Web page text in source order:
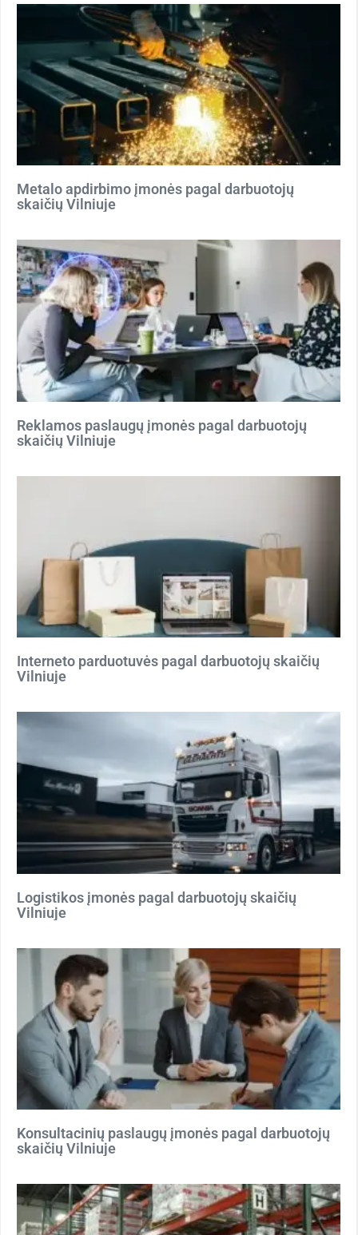
Metalo apdirbimo įmonės pagal darbuotojų
skaičių Vilniuje
Reklamos paslaugų įmonės pagal darbuotojų
skaičių Vilniuje
Interneto parduotuvės pagal darbuotojų skaičių
Vilniuje
Logistikos įmonės pagal darbuotojų skaičių
Vilniuje
Konsultacinių paslaugų įmonės pagal darbuotojų
skaičių Vilniuje